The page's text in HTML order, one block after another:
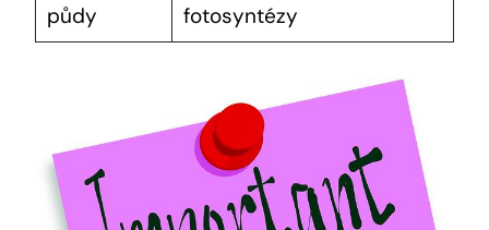
půdy
fotosyntézy